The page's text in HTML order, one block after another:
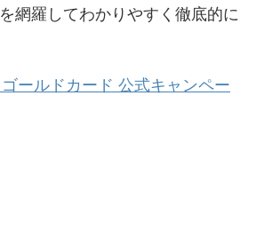
網羅してわかりやすく徹底的に
ールドカード 公式キャンペー